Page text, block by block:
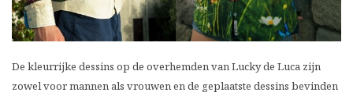
De kleurrijke dessins op de overhemden van Lucky de Luca zijn
zowel voor mannen als vrouwen en de geplaatste dessins bevinden